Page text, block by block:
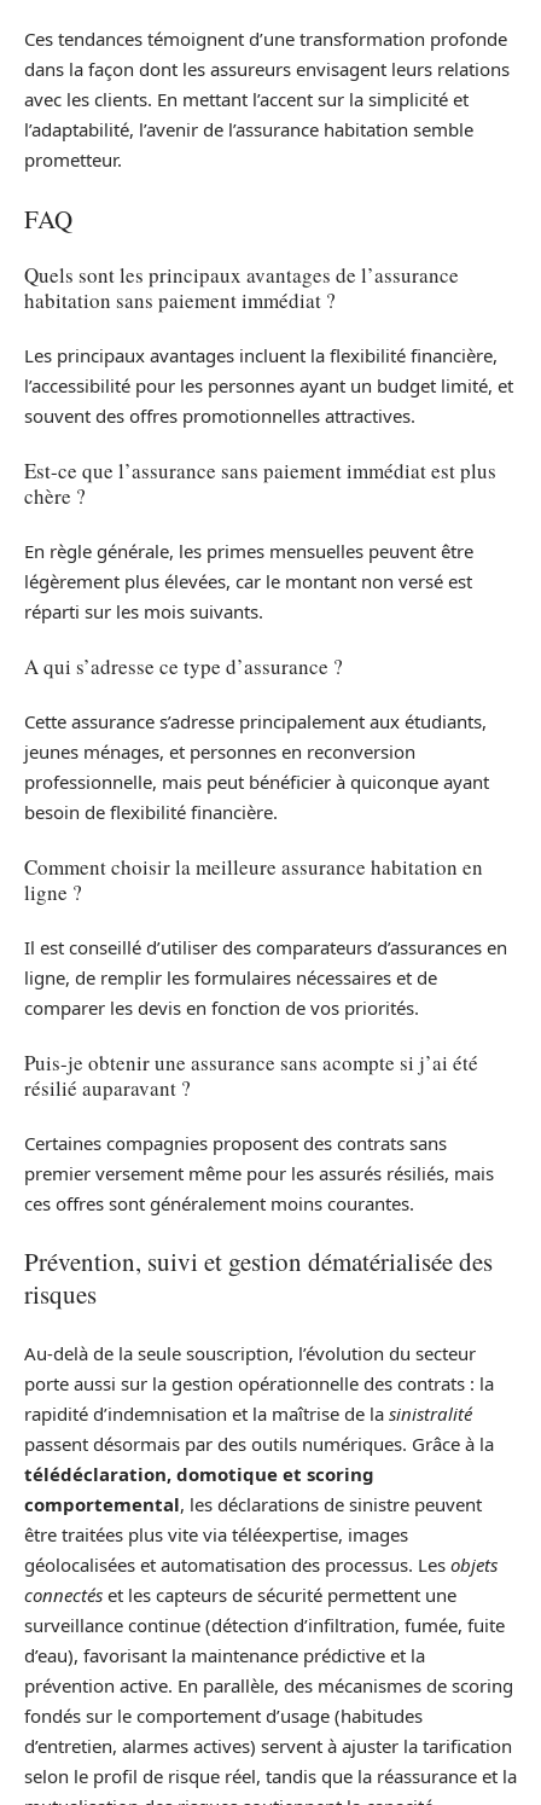
Ces tendances témoignent d’une transformation profonde
dans la façon dont les assureurs envisagent leurs relations
avec les clients. En mettant l’accent sur la simplicité et
l’adaptabilité, l’avenir de l’assurance habitation semble
prometteur.
FAQ
Quels sont les principaux avantages de l’assurance
habitation sans paiement immédiat ?
Les principaux avantages incluent la flexibilité financière,
l’accessibilité pour les personnes ayant un budget limité, et
souvent des offres promotionnelles attractives.
Est-ce que l’assurance sans paiement immédiat est plus
chère ?
En règle générale, les primes mensuelles peuvent être
légèrement plus élevées, car le montant non versé est
réparti sur les mois suivants.
A qui s’adresse ce type d’assurance ?
Cette assurance s’adresse principalement aux étudiants,
jeunes ménages, et personnes en reconversion
professionnelle, mais peut bénéficier à quiconque ayant
besoin de flexibilité financière.
Comment choisir la meilleure assurance habitation en
ligne ?
Il est conseillé d’utiliser des comparateurs d’assurances en
ligne, de remplir les formulaires nécessaires et de
comparer les devis en fonction de vos priorités.
Puis-je obtenir une assurance sans acompte si j’ai été
résilié auparavant ?
Certaines compagnies proposent des contrats sans
premier versement même pour les assurés résiliés, mais
ces offres sont généralement moins courantes.
Prévention, suivi et gestion dématérialisée des
risques
Au‑delà de la seule souscription, l’évolution du secteur
porte aussi sur la gestion opérationnelle des contrats : la
rapidité d’indemnisation et la maîtrise de la sinistralité
passent désormais par des outils numériques. Grâce à la
télédéclaration, domotique et scoring
comportemental, les déclarations de sinistre peuvent
être traitées plus vite via téléexpertise, images
géolocalisées et automatisation des processus. Les objets
connectés et les capteurs de sécurité permettent une
surveillance continue (détection d’infiltration, fumée, fuite
d’eau), favorisant la maintenance prédictive et la
prévention active. En parallèle, des mécanismes de scoring
fondés sur le comportement d’usage (habitudes
d’entretien, alarmes actives) servent à ajuster la tarification
selon le profil de risque réel, tandis que la réassurance et la